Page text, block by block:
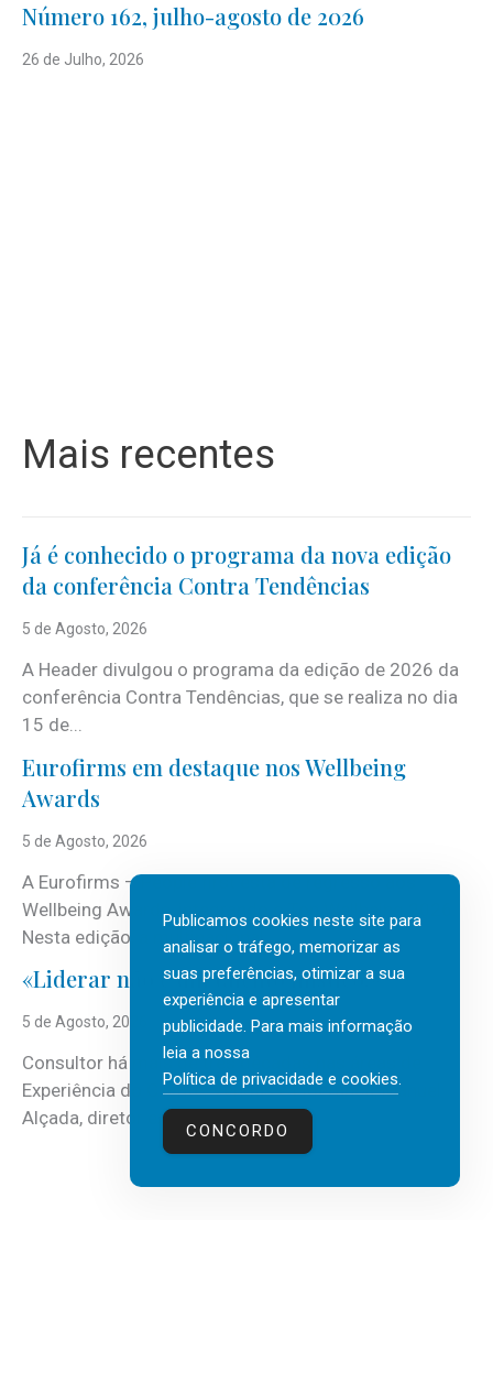
Número 162, julho-agosto de 2026
26 de Julho, 2026
Mais recentes
Já é conhecido o programa da nova edição
da conferência Contra Tendências
5 de Agosto, 2026
A Header divulgou o programa da edição de 2026 da
conferência Contra Tendências, que se realiza no dia
15 de...
Eurofirms em destaque nos Wellbeing
Awards
5 de Agosto, 2026
A Eurofirms – People first está de regresso aos
Wellbeing Awards, integrando o Top Wellbeing 2026.
Nesta edição, a multinacional...
«Liderar não é um talento místico.»
5 de Agosto, 2026
Consultor há mais de três décadas nas áreas de
Experiência do Cliente, Vendas e Liderança, Manuel
Alçada, diretor executivo da...
Publicamos cookies neste site para
analisar o tráfego, memorizar as
suas preferências, otimizar a sua
experiência e apresentar
publicidade. Para mais informação
leia a nossa
Política de privacidade e cookies.
CONCORDO